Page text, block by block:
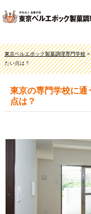
東京ベルエポック製菓調理専門学校>
たい点は？
東京の専門学校に
点は？